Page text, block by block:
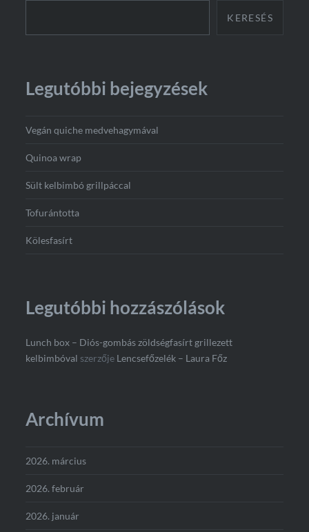
KERESÉS
Legutóbbi bejegyzések
Vegán quiche medvehagymával
Quinoa wrap
Sült kelbimbó grillpáccal
Tofurántotta
Kölesfasírt
Legutóbbi hozzászólások
Lunch box – Diós-gombás zöldségfasírt grillezett
kelbimbóval szerzője Lencsefőzelék – Laura Főz
Archívum
2026. március
2026. február
2026. január